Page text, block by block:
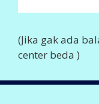
(Jika gak ada
center beda )